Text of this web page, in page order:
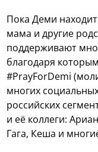
Пока Деми
мама и другие
поддерживают
благодаря
#PrayForDemi
многих
российских
и её коллеги:
Гага, Кеша и